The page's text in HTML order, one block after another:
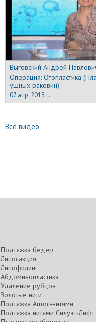
Выговский Андрей
Операция:Отопластика
ушных раковин)
07 апр. 2013 г.
Все видео
Подтяжка бедер
Липосакция
Липофилинг
Абдоминопластика
Удаление рубцов
Золотые нити
Подтяжка Аптос-нитями
Подтяжка нитями Силуэт-Лифт